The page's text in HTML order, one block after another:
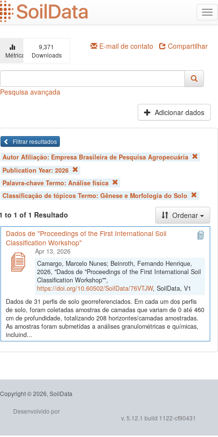
Ir
para
o
principal
Métricas
9,371
Downloads
E-mail de contato Compartilhar
Pesquisa avançada
Adicionar dados
Filtrar resultados
Autor Afiliação: Empresa Brasileira de Pesquisa Agropecuária
Publication Year: 2026
Palavra-chave Termo: Análise física
Classificação de tópicos Termo: Gênese e Morfologia do Solo
to 1 of 1 Resultado
Ordenar
Dados de "Proceedings of the First International Soil
Classification Workshop"
Apr 13, 2026
Camargo, Marcelo Nunes; Beinroth, Fernando Henrique,
2026, "Dados de "Proceedings of the First International Soil
Classification Workshop"",
https://doi.org/10.60502/SoilData/76VTJW, SoilData, V1
Dados de 31 perfis de solo georreferenciados. Em cada um dos perfis
de solo, foram coletadas amostras de camadas que variam de 0 até 460
cm de profundidade, totalizando 208 horizontes/camadas amostradas.
As amostras foram submetidas a análises granulométricas e químicas,
incluind...
Copyright © 2026, SoilData
Desenvolvido por
v. 5.12.1 build 1122-cf90431